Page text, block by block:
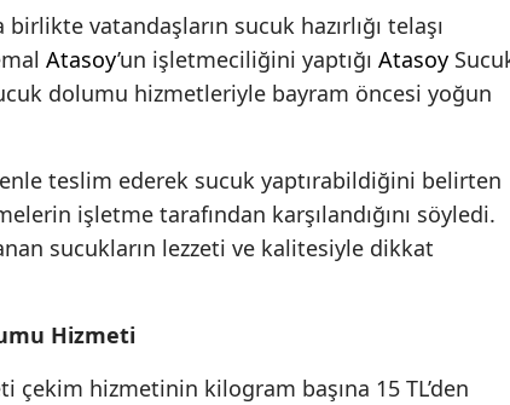
birlikte vatandaşların sucuk hazırlığı telaşı
Atasoy’un işletmeciliğini yaptığı Atasoy
dolumu hizmetleriyle bayram öncesi yoğun
teslim ederek sucuk yaptırabildiğini belirten
işletme tarafından karşılandığını söyledi.
sucukların lezzeti ve kalitesiyle dikkat
Hizmeti
çekim hizmetinin kilogram başına 15 TL’den